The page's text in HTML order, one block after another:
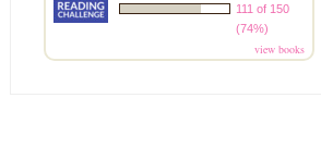
111 of 150
(74%)
view books